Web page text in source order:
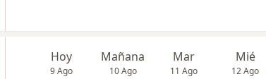
Hoy
9 Ago
Mañana
10 Ago
Mar
11 Ago
Mié
12 Ago